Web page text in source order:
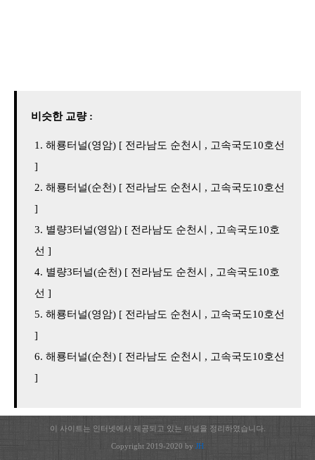
비슷한 교량 :
해룡터널(영암) [ 전라남도 순천시 , 고속국도10호선
]
해룡터널(순천) [ 전라남도 순천시 , 고속국도10호선
]
별량3터널(영암) [ 전라남도 순천시 , 고속국도10호
선 ]
별량3터널(순천) [ 전라남도 순천시 , 고속국도10호
선 ]
해룡터널(영암) [ 전라남도 순천시 , 고속국도10호선
]
해룡터널(순천) [ 전라남도 순천시 , 고속국도10호선
]
이 사이트는 인터넷에서 제공되고 있는 터널을 정리하였습니다.
Copyright 2019-2020 by JH